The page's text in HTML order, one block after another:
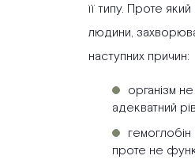
її типу. Проте
людини,
наступних причин:
організм
адекватний
проте не